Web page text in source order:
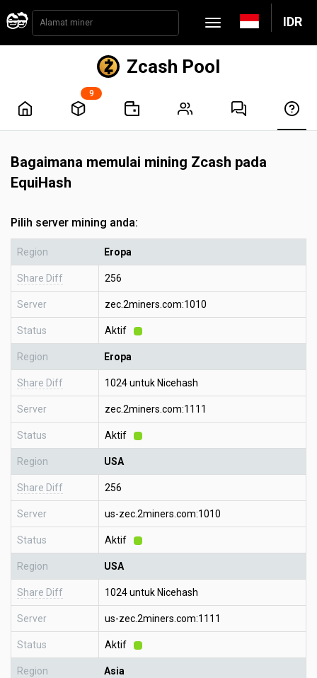
IDR
Zcash Pool
9
Bagaimana memulai mining Zcash pada
EquiHash
Pilih server mining anda:
Region Eropa
Share Diff 256
Server zec.2miners.com:1010
Status Aktif
Region Eropa
Share Diff 1024 untuk Nicehash
Server zec.2miners.com:1111
Status Aktif
Region USA
Share Diff 256
Server us-zec.2miners.com:1010
Status Aktif
Region USA
Share Diff 1024 untuk Nicehash
Server us-zec.2miners.com:1111
Status Aktif
Region Asia